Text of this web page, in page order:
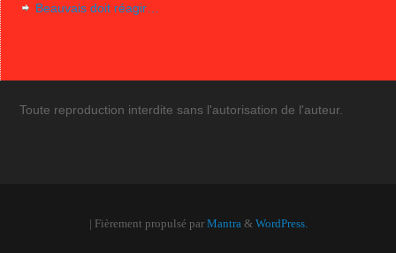
Beauvais doit réagir…
Toute reproduction interdite sans l'autorisation de l'auteur.
| Fièrement propulsé par Mantra & WordPress.